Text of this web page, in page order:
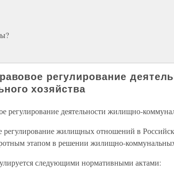
регулирование
хозяйства
регулирование деятельности жилищно-
регулирование жилищных отношений в
этапом в решении жилищно-
следующими нормативными актами: